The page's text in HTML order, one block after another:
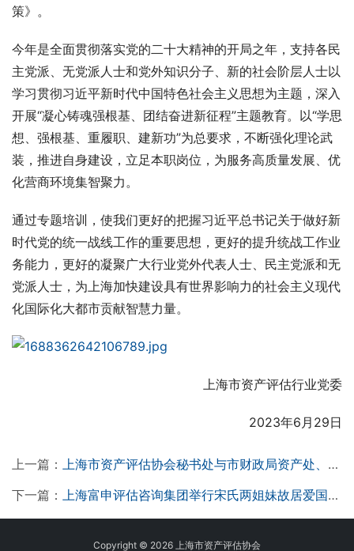
策》。
今年是全面贯彻落实党的二十大精神的开局之年，支持各民
主党派、无党派人士和党外知识分子、新的社会阶层人士以
学习贯彻习近平新时代中国特色社会主义思想为主题，深入
开展“凝心铸魂强根基、团结奋进新征程”主题教育。以“学思
想、强根基、重履职、建新功”为总要求，不断强化理论武
装，推进自身建设，立足本职岗位，为服务高质量发展、优
化营商环境集智聚力。
通过专题培训，使我们更好的把握习近平总书记关于做好新
时代党的统一战线工作的重要思想，更好的提升统战工作业
务能力，更好的凝聚广大行业党外代表人士、民主党派和无
党派人士，为上海加快建设具有世界影响力的社会主义现代
化国际化大都市贡献智慧力量。
上海市资产评估行业党委
2023年6月29日
上一篇： 上海市资产评估协会秘书处与市财政局资产处、资产中心联合开展 “五四”主题团日活动
下一篇： 上海富申评估咨询集团举行宋氏两姐妹故居爱国教育主题徒步活动
Copyright © 2026 上海市资产评估协会